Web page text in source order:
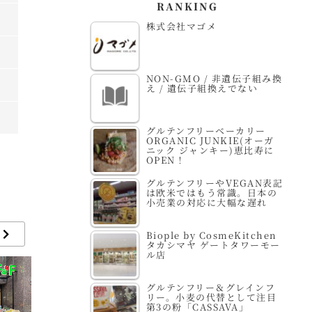
RANKING
株式会社マゴメ
NON-GMO / 非遺伝子組み換
え / 遺伝子組換えでない
グルテンフリーベーカリー
ORGANIC JUNKIE(オーガ
ニック ジャンキー)恵比寿に
OPEN！
グルテンフリーやVEGAN表記
は欧米ではもう常識。日本の
小売業の対応に大幅な遅れ
Biople by CosmeKitchen
タカシマヤ ゲートタワーモー
ル店
グルテンフリー＆グレインフ
リー。小麦の代替として注目
第3の粉「CASSAVA」